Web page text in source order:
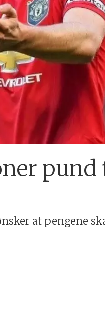
pund
at pengene